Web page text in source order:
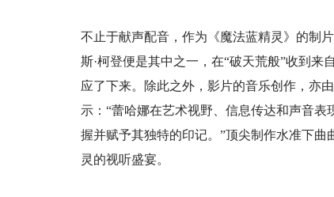
不止于献声配音，作为《魔法蓝精灵》的制
斯·柯登便是其中之一，在“破天荒般”收到
应了下来。除此之外，影片的音乐创作，亦
示：“蕾哈娜在艺术视野、信息传达和声音
握并赋予其独特的印记。”顶尖制作水准下
灵的视听盛宴。